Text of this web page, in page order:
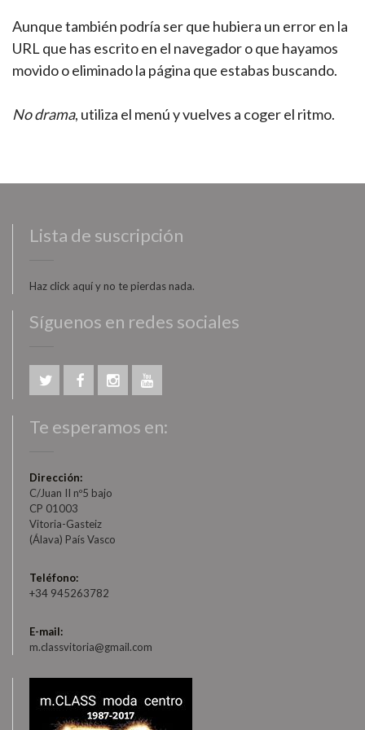
Aunque también podría ser que hubiera un error en la
URL que has escrito en el navegador o que hayamos
movido o eliminado la página que estabas buscando.
No drama, utiliza el menú y vuelves a coger el ritmo.
Lista de suscripción
Haz click aquí y no te pierdas nada.
Síguenos en redes sociales
Te esperamos en:
Dirección:
C/Juan II nº5 bajo
CP 01003
Vitoria-Gasteiz
(Álava) País Vasco
Teléfono:
+34 945263782
E-mail:
m.classvitoria@gmail.com